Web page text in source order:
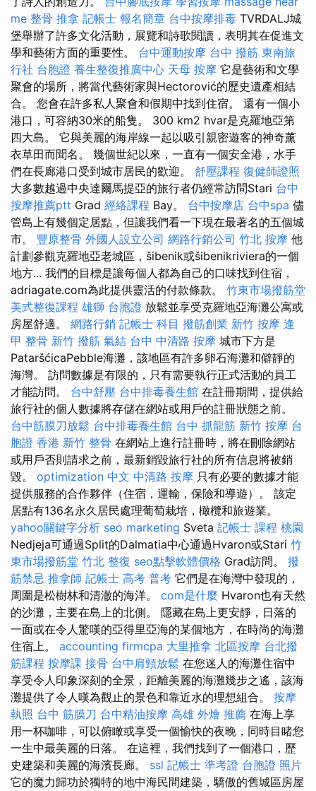
me 整骨 推拿 記帳士 報名簡章 台中按摩排毒 TVRDALJ城
堡舉辦了許多文化活動，展覽和詩歌閱讀，表明其在促進文
學和藝術方面的重要性。 台中運動按摩 台中 撥筋 東南旅
行社 台胞證 養生整復推廣中心 天母 按摩 它是藝術和文學
聚會的場所，將當代藝術家與Hectorović的歷史遺產相結
合。 您會在許多私人聚會和假期中找到住宿。 還有一個小
港口，可容納30米的船隻。 300 km2 hvar是克羅地亞第
四大島。 它與美麗的海岸線一起以吸引親密遊客的神奇薰
衣草田而聞名。 幾個世紀以來，一直有一個安全港，水手
們在長廊港口受到城市居民的歡迎。 舒壓課程 復健師證照
大多數越過中央達爾馬提亞的旅行者仍經常訪問Stari 台中
按摩推薦ptt Grad 經絡課程 Bay。 台中按摩店 台中spa 儘
管島上有幾個定居點，但讓我們看一下現在最著名的五個城
市。 豐原整骨 外國人設立公司 網路行銷公司 竹北 按摩 他
計劃參觀克羅地亞老城區，šibenik或šibenikriviera的一個
地方... 我們的目標是讓每個人都為自己的口味找到住宿，
adriagate.com為此提供靈活的付款條款。 竹東市場撥筋堂
美式整復課程 雄獅 台胞證 放鬆並享受克羅地亞海灘公寓或
房屋舒適。 網路行銷 記帳士 科目 撥筋創業 新竹 按摩 逢
甲 整骨 新竹 撥筋 氣結 台中 中清路 按摩 城市下方是
PataršćicaPebble海灘，該地區有許多卵石海灘和僻靜的
海​​灣。 訪問數據是有限的，只有需要執行正式活動的員工
才能訪問。 台中舒壓 台中排毒養生館 在註冊期間，提供給
旅行社的個人數據將存儲在網站或用戶的註冊狀態之前。
台中筋膜刀放鬆 台中排毒養生館 台中 抓龍筋 新竹 按摩 台
胞證 香港 新竹 整骨 在網站上進行註冊時，將在刪除網站
或用戶否則請求之前，最新銷毀旅行社的所有信息將被銷
毀。 optimization 中文 中清路 按摩 只有必要的數據才能
提供服務的合作夥伴（住宿，運輸，保險和導遊）。 該定
居點有136名永久居民處理葡萄栽培，橄欖和旅遊業。
yahoo關鍵字分析 seo marketing Sveta 記帳士 課程 桃園
Nedjeja可通過Split的Dalmatia中心通過Hvaron或Stari 竹
東市場撥筋堂 竹北 整復 seo點擊軟體價格 Grad訪問。 撥
筋禁忌 推拿師 記帳士 高考 普考 它們是在海灣中發現的，
周圍是松樹林和清澈的海洋。 com是什麼 Hvaron也有天然
的沙灘，主要在島上的北側。 隱藏在島上更安靜，日落的
一面或在令人驚嘆的亞得里亞海的某個地方，在時尚的海灘
住宿上。 accounting firmcpa 大里推拿 北區按摩 台北撥
筋課程 按摩課 接骨 台中肩頸放鬆 在您迷人的海灘住宿中
享受令人印象深刻的全景，距離美麗的海灘幾步之遙，該海
灘提供了令人嘆為觀止的景色和靠近水的理想組合。 按摩
執照 台中 筋膜刀 台中精油按摩 高雄 外燴 推薦 在海上享
用一杯咖啡，可以俯瞰或享受一個愉快的夜晚，同時目睹您
一生中最美麗的日落。 在這裡，我們找到了一個港口，歷
史建築和美麗的海濱長廊。 ssl 記帳士 準考證 台胞證 照片
它的魔力歸功於獨特的地中海民間建築，驕傲的舊城區房屋